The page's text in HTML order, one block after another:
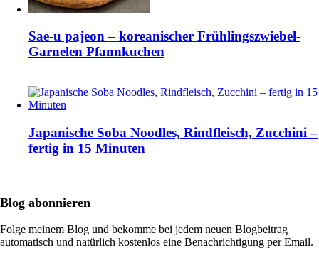
Sae-u pajeon – koreanischer Frühlingszwiebel-
Garnelen Pfannkuchen
Japanische Soba Noodles, Rindfleisch, Zucchini –
fertig in 15 Minuten
Blog abonnieren
Folge meinem Blog und bekomme bei jedem neuen Blogbeitrag
automatisch und natürlich kostenlos eine Benachrichtigung per Email.